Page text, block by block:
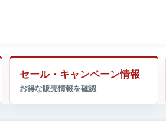
セール・キャンペーン情報